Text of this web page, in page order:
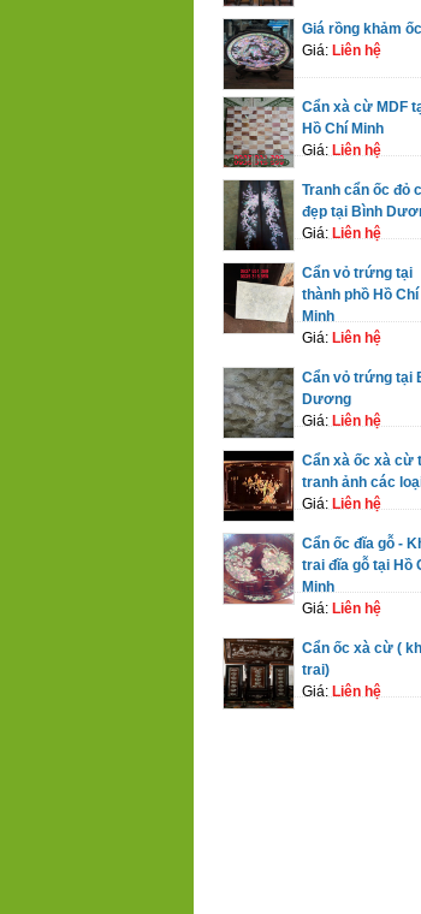
Giá rồng khảm ốc
Giá: Liên hệ
Cẩn xà cừ MDF
Hồ Chí Minh
Giá: Liên hệ
Tranh cẩn ốc đỏ
đẹp tại Bình
Giá: Liên hệ
Cẩn vỏ trứng tại
thành phồ Hồ Chí
Minh
Giá: Liên hệ
Cẩn vỏ trứng tại
Dương
Giá: Liên hệ
Cẩn xà ốc xà cừ
tranh ảnh các
Giá: Liên hệ
Cẩn ốc đĩa gỗ -
trai đĩa gỗ tại Hồ
Minh
Giá: Liên hệ
Cẩn ốc xà cừ (
trai)
Giá: Liên hệ